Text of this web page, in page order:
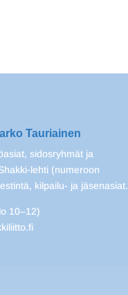
Tauriainen
sidosryhmät ja
lehti (numeroon
kilpailu- ja jäsenasiat.
10–12)